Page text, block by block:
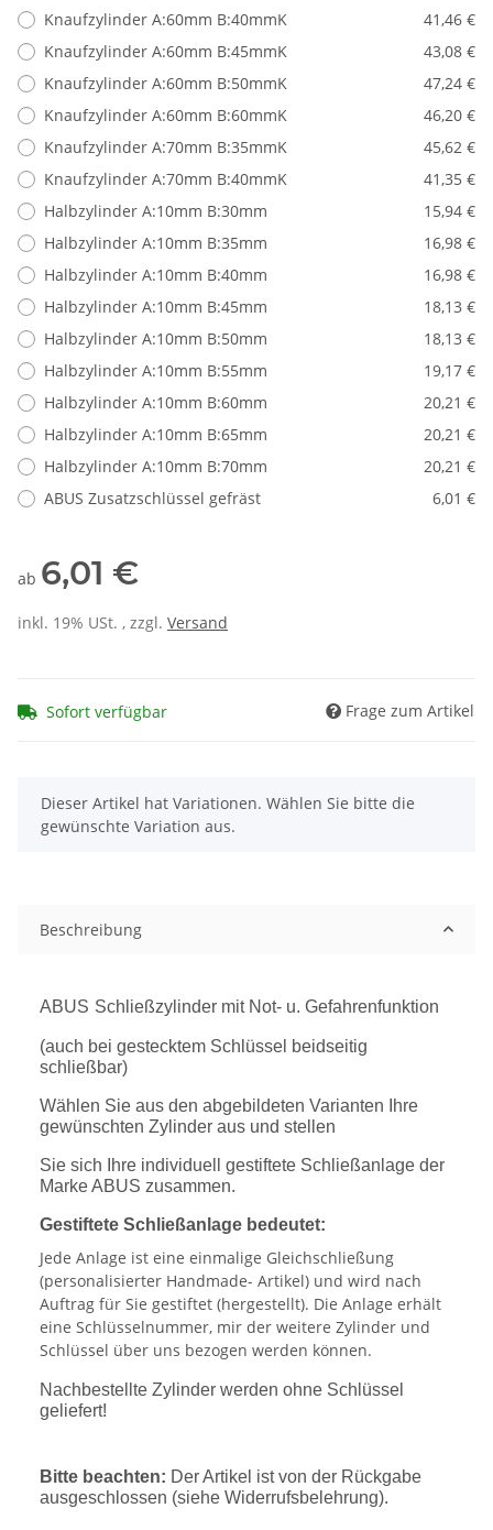
Knaufzylinder A:60mm B:40mmK
41,46 €
Knaufzylinder A:60mm B:45mmK
43,08 €
Knaufzylinder A:60mm B:50mmK
47,24 €
Knaufzylinder A:60mm B:60mmK
46,20 €
Knaufzylinder A:70mm B:35mmK
45,62 €
Knaufzylinder A:70mm B:40mmK
41,35 €
Halbzylinder A:10mm B:30mm
15,94 €
Halbzylinder A:10mm B:35mm
16,98 €
Halbzylinder A:10mm B:40mm
16,98 €
Halbzylinder A:10mm B:45mm
18,13 €
Halbzylinder A:10mm B:50mm
18,13 €
Halbzylinder A:10mm B:55mm
19,17 €
Halbzylinder A:10mm B:60mm
20,21 €
Halbzylinder A:10mm B:65mm
20,21 €
Halbzylinder A:10mm B:70mm
20,21 €
ABUS Zusatzschlüssel gefräst
6,01 €
ab 6,01 €
inkl. 19% USt. , zzgl. Versand
Sofort verfügbar Frage zum Artikel
x
Dieser Artikel hat Variationen. Wählen Sie bitte die
gewünschte Variation aus.
Beschreibung
ABUS Schließzylinder mit Not- u. Gefahrenfunktion
(auch bei gestecktem Schlüssel beidseitig
schließbar)
Wählen Sie aus den abgebildeten Varianten Ihre
gewünschten Zylinder aus und stellen
Sie sich Ihre individuell gestiftete Schließanlage der
Marke ABUS zusammen.
Gestiftete Schließanlage bedeutet:
Jede Anlage ist eine einmalige Gleichschließung
(personalisierter Handmade- Artikel) und wird nach
Auftrag für Sie gestiftet (hergestellt). Die Anlage erhält
eine Schlüsselnummer, mir der weitere Zylinder und
Schlüssel über uns bezogen werden können.
Nachbestellte Zylinder werden ohne Schlüssel
geliefert!
Bitte beachten: Der Artikel ist von der Rückgabe
ausgeschlossen (siehe Widerrufsbelehrung).